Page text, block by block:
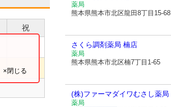
祝
×閉じる
薬局
熊本県熊本市北区龍田8丁目15-68
さくら調剤薬局 楠店
薬局
熊本県熊本市北区楠7丁目1-65
(株)ファーマダイワむさし薬局
薬局